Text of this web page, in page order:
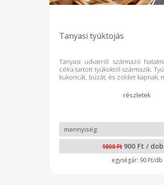
Tanyasi tyúktojás
Tanyasi udvarról származó
célra tartott tyúkoktól származik.
kukoricát, búzát, és zöldet kapnak,
méretűek, gyönyörű sárga színűek.
1000 Ft 900 Ft /
90 Ft/db